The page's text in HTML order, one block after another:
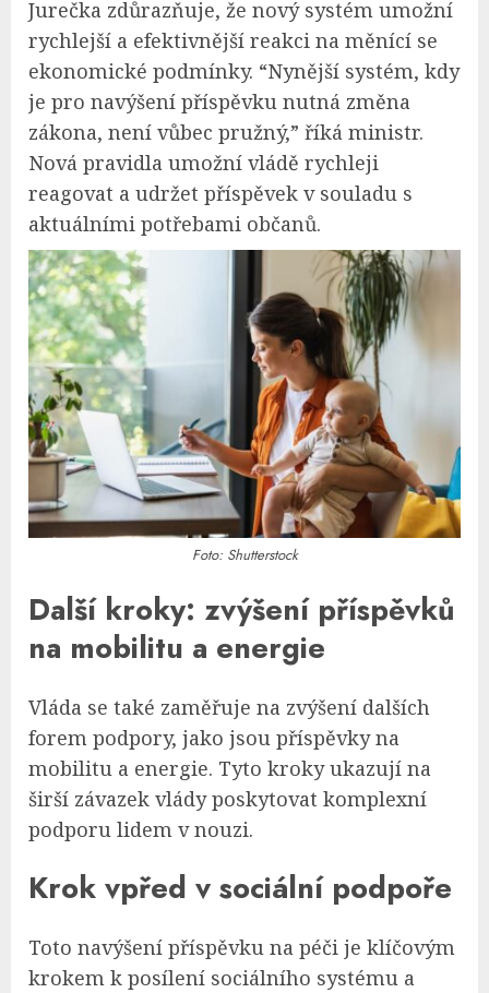
Jurečka zdůrazňuje, že nový systém umožní
rychlejší a efektivnější reakci na měnící se
ekonomické podmínky. “Nynější systém, kdy
je pro navýšení příspěvku nutná změna
zákona, není vůbec pružný,” říká ministr.
Nová pravidla umožní vládě rychleji
reagovat a udržet příspěvek v souladu s
aktuálními potřebami občanů.
Foto: Shutterstock
Další kroky: zvýšení příspěvků
na mobilitu a energie
Vláda se také zaměřuje na zvýšení dalších
forem podpory, jako jsou příspěvky na
mobilitu a energie. Tyto kroky ukazují na
širší závazek vlády poskytovat komplexní
podporu lidem v nouzi.
Krok vpřed v sociální podpoře
Toto navýšení příspěvku na péči je klíčovým
krokem k posílení sociálního systému a